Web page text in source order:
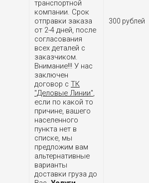
транспортной
компании. Срок
отправки заказа
от 2-4 дней, после
согласования
всех деталей с
заказчиком.
Внимание!!! У нас
заключен
договор с ТК
"Деловые Линии",
если по какой то
причине, вашего
населенного
пункта нет в
списке, мы
предложим вам
альтернативные
варианты
доставки груза до
300 рублей